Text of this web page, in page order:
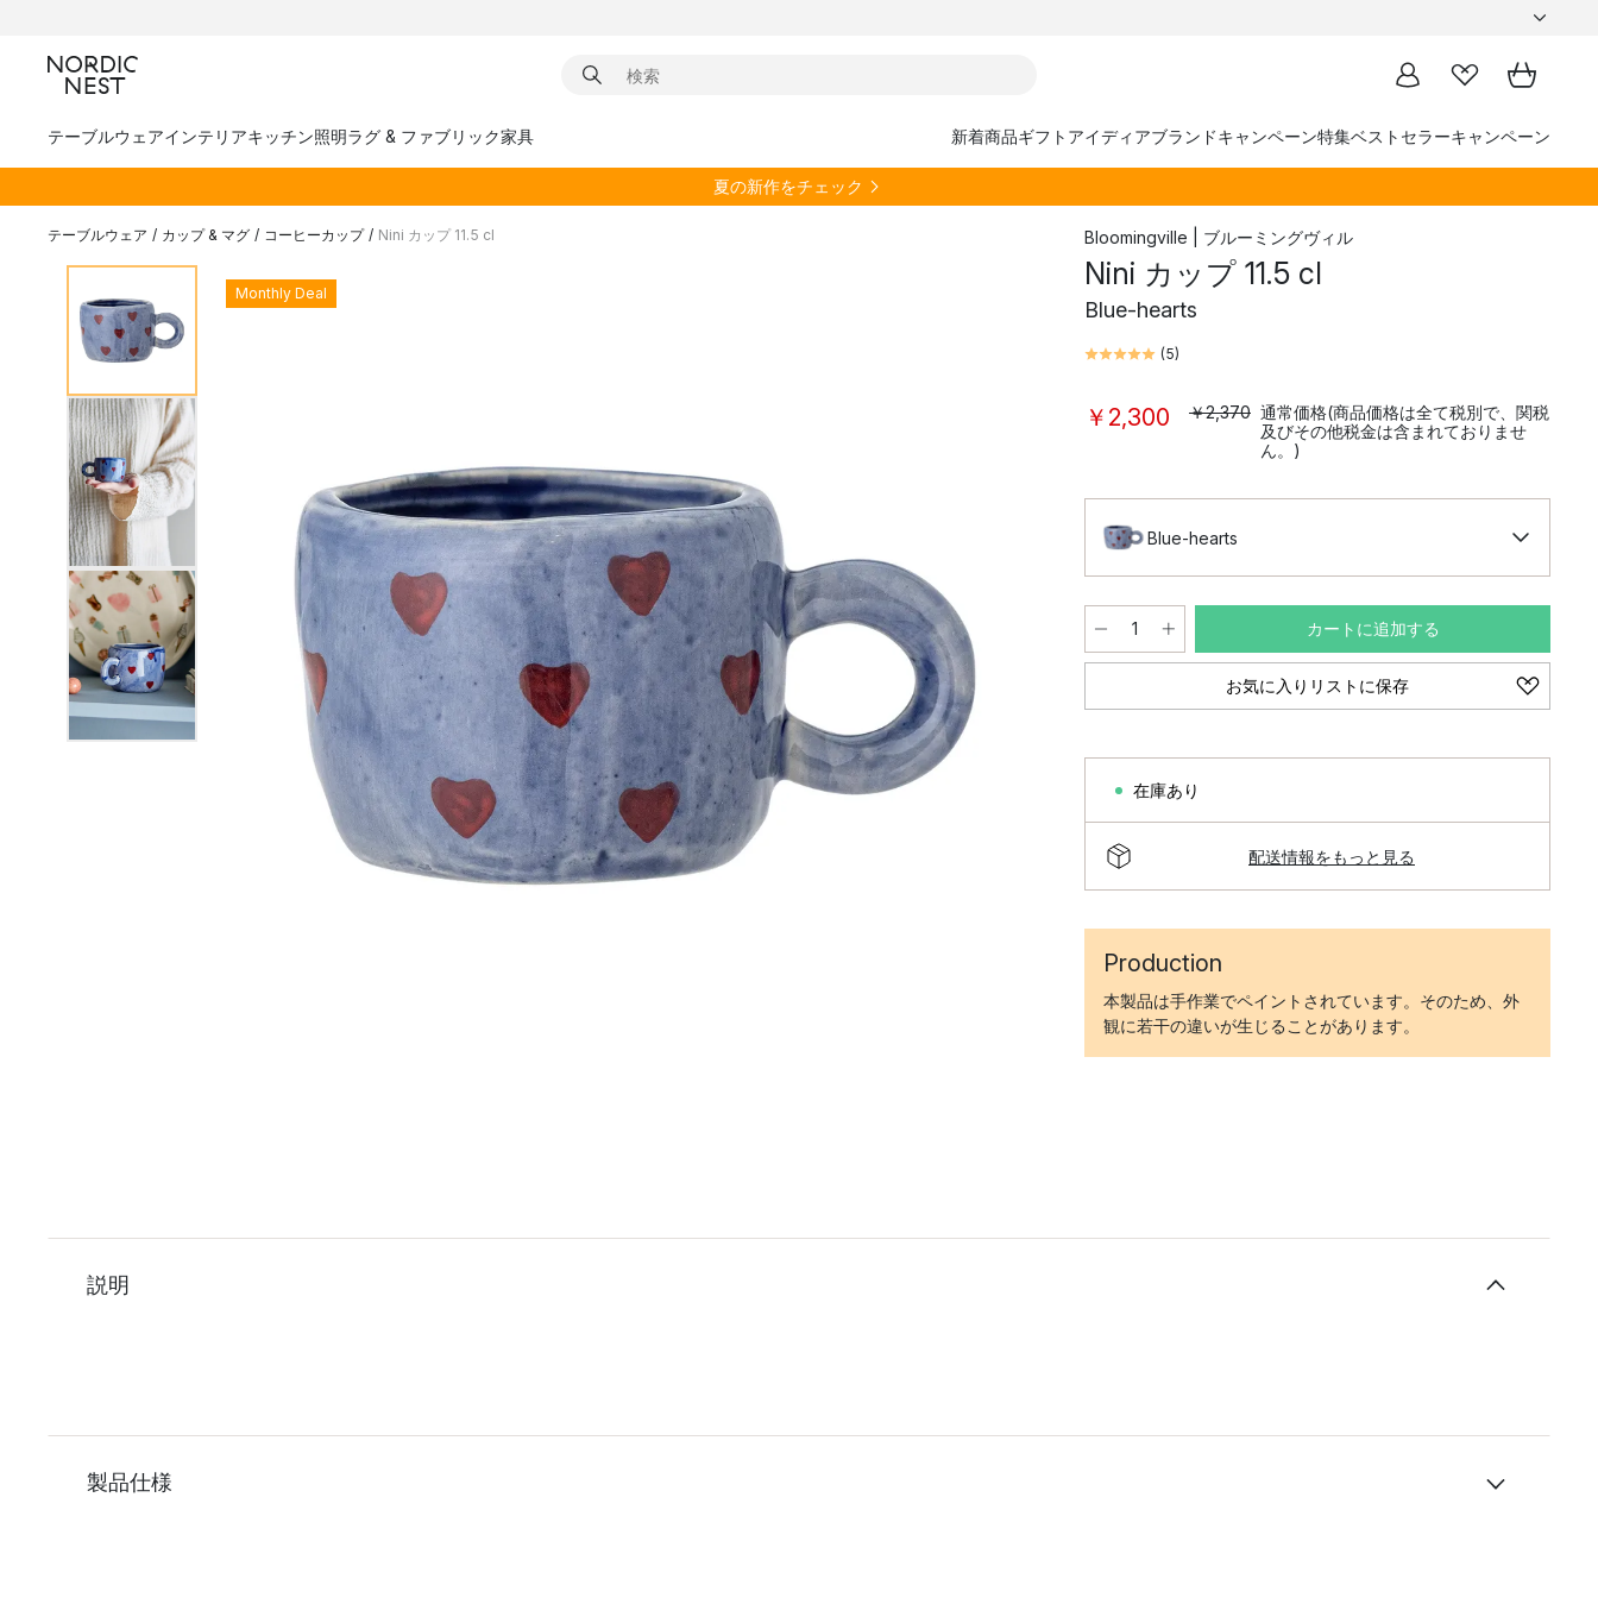
テーブルウェアインテリアキッチン照明ラグ & ファブリック家具 新着商品ギフトアイディアブランドキャンペーン特集ベストセラーキャンペーン
夏の新作をチェック
テーブルウェア / カップ & マグ / コーヒーカップ / Nini カップ 11.5 cl
Monthly Deal
Bloomingville | ブルーミングヴィル
Nini カップ 11.5 cl
Blue-hearts
(5)
￥2,300 ￥2,370 通常価格(商品価格は全て税別で、関税
及びその他税金は含まれておりませ
ん。)
Blue-hearts
カートに追加する
お気に入りリストに保存
在庫あり
配送情報をもっと見る
Production
本製品は手作業でペイントされています。そのため、外
観に若干の違いが生じることがあります。
説明
製品仕様